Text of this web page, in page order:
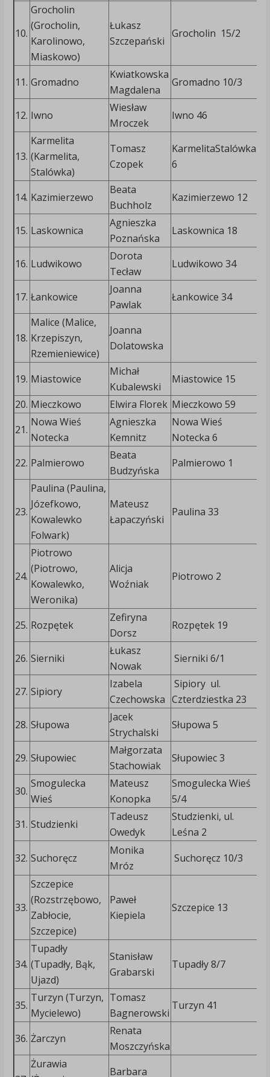
10.
Grocholin
(Grocholin,
Karolinowo,
Miaskowo)
Łukasz
Szczepański
Grocholin 15/2
11. Gromadno
Kwiatkowska
Magdalena
Gromadno 10/3
12. Iwno
Wiesław
Mroczek
Iwno 46
13.
Karmelita
(Karmelita,
Stalówka)
Tomasz
Czopek
KarmelitaStalówka
6
14. Kazimierzewo
Beata
Buchholz
Kazimierzewo 12
15. Laskownica
Agnieszka
Poznańska
Laskownica 18
16. Ludwikowo
Dorota
Tecław
Ludwikowo 34
17. Łankowice
Joanna
Pawlak
Łankowice 34
18.
Malice (Malice,
Krzepiszyn,
Rzemieniewice)
Joanna
Dolatowska
19. Miastowice
Michał
Kubalewski
Miastowice 15
20. Mieczkowo Elwira Florek Mieczkowo 59
21.
Nowa Wieś
Notecka
Agnieszka
Kemnitz
Nowa Wieś
Notecka 6
22. Palmierowo
Beata
Budzyńska
Palmierowo 1
23.
Paulina (Paulina,
Józefkowo,
Kowalewko
Folwark)
Mateusz
Łapaczyński
Paulina 33
24.
Piotrowo
(Piotrowo,
Kowalewko,
Weronika)
Alicja
Woźniak
Piotrowo 2
25. Rozpętek
Zefiryna
Dorsz
Rozpętek 19
26. Sierniki
Łukasz
Nowak
Sierniki 6/1
27. Sipiory
Izabela
Czechowska
Sipiory ul.
Czterdziestka 23
28. Słupowa
Jacek
Strychalski
Słupowa 5
29. Słupowiec
Małgorzata
Stachowiak
Słupowiec 3
30.
Smogulecka
Wieś
Mateusz
Konopka
Smogulecka Wieś
5/4
31. Studzienki
Tadeusz
Owedyk
Studzienki, ul.
Leśna 2
32. Suchoręcz
Monika
Mróz
Suchoręcz 10/3
33.
Szczepice
(Rozstrzębowo,
Zabłocie,
Szczepice)
Paweł
Kiepiela
Szczepice 13
34.
Tupadły
(Tupadły, Bąk,
Ujazd)
Stanisław
Grabarski
Tupadły 8/7
35.
Turzyn (Turzyn,
Mycielewo)
Tomasz
Bagnerowski
Turzyn 41
36. Żarczyn
Renata
Moszczyńska
Żurawia
Barbara